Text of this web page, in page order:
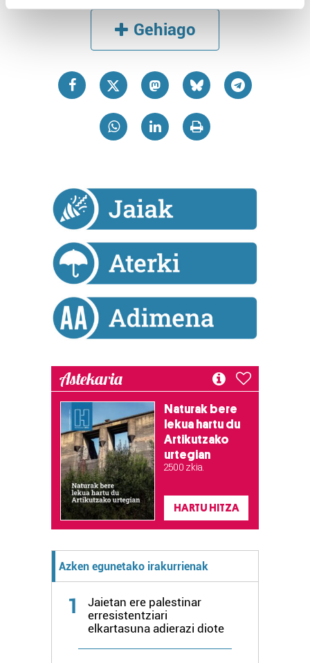
and set your preferences in thedetails section
prozesatzen ditugu, zure IP zenbakia, besteak beste,
teknologia erabiliz, cookieak adibidez, iragarki eta eduki
pertsonalizatuak eskaintzeko, iragarkiak eta edukia
neurtzeko, jendeari buruzko informazioa biltzeko eta
Bazkide batzuek ez dizute baimenik eskatzen, eta beren
interes komertzial legitimoetan babesten dira. Ikusi gure
bazkideen zerrenda, beren ustez zein helburutarako
duten interes legitimoa eta horren aurka nola egin
dezakezun ikusteko.
Lortu zure datu pertsonalak prozesatzeko moduari
buruzko informazio gehiago eta ezarri zure lehentasunak
datuen atalean. Edozein unetan alda edo ken dezakezu
Webgune honek cookie propioak eta hirugarrenen cookie-
zerbitzuak hobetzeko asmoz, cookie teknologiaz
baliatzen gara. Ohar hau onartuz gero, teknologia hori
erabiltzeko baimen esplizitua ematen diguzu.
Gehiago
Astekaria
Naturak bere
lekua hartu du
Artikutzako
urtegian
2.500 zkia.
HARTU HITZA
Azken egunetako irakurrienak
1
Jaietan ere palestinar
erresistentziari
elkartasuna adierazi diote